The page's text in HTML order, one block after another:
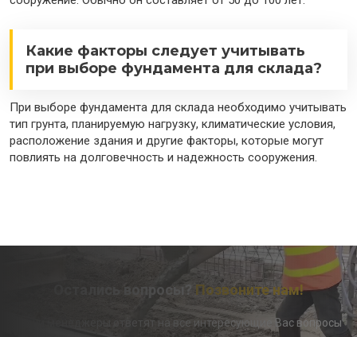
Какие факторы следует учитывать
при выборе фундамента для склада?
При выборе фундамента для склада необходимо учитывать
тип грунта, планируемую нагрузку, климатические условия,
расположение здания и другие факторы, которые могут
повлиять на долговечность и надежность сооружения.
Остались вопросы? Позвоните нам!
Наши менеджеры ответят на все интересующие Вас вопросы